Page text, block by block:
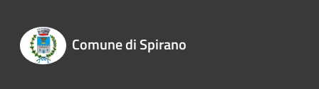
Comune di Spirano